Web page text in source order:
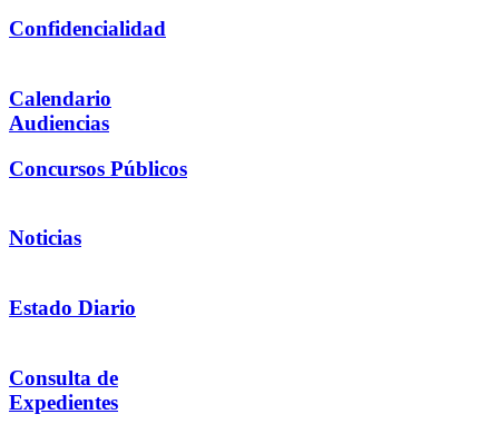
Confidencialidad
Calendario
Audiencias
Concursos Públicos
Noticias
Estado Diario
Consulta de
Expedientes